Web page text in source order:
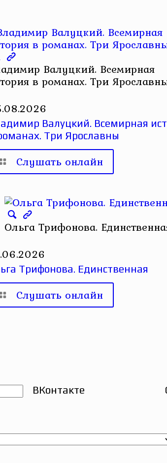
Валуцкий. Всемирная
в романах. Три
Валуцкий. Всемирная
Три Ярославны
Слушать онлайн
Ольга Трифонова.
Трифонова. Единственная
Слушать онлайн
ВКонтакте